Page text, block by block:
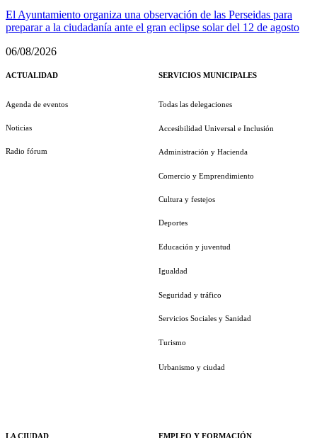
El Ayuntamiento organiza una observación de las Perseidas para
preparar a la ciudadanía ante el gran eclipse solar del 12 de agosto
06/08/2026
ACTUALIDAD
Agenda de eventos
Noticias
Radio fórum
LA CIUDAD
SERVICIOS MUNICIPALES
Todas las delegaciones
Accesibilidad Universal e Inclusión
Administración y Hacienda
Comercio y Emprendimiento
Cultura y festejos
Deportes
Educación y juventud
Igualdad
Seguridad y tráfico
Servicios Sociales y Sanidad
Turismo
Urbanismo y ciudad
EMPLEO Y FORMACIÓN